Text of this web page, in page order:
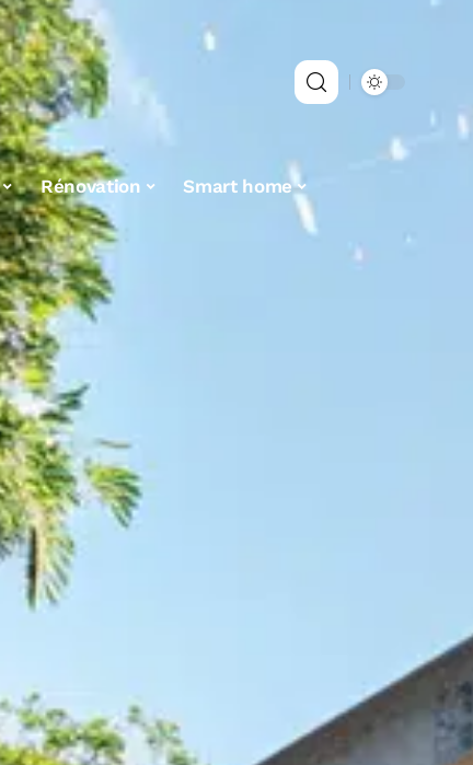
Rénovation Smart home